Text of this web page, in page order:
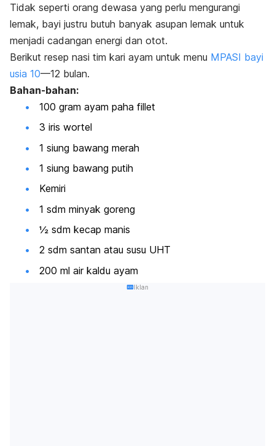
Tidak seperti orang dewasa yang perlu mengurangi
lemak, bayi justru butuh banyak asupan lemak untuk
menjadi cadangan energi dan otot.
Berikut resep nasi tim kari ayam untuk menu MPASI bayi
usia 10—12 bulan.
Bahan-bahan:
100 gram ayam paha fillet
3 iris wortel
1 siung bawang merah
1 siung bawang putih
Kemiri
1 sdm minyak goreng
½ sdm kecap manis
2 sdm santan atau susu UHT
200 ml air kaldu ayam
Iklan